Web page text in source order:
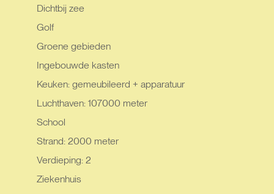
Dichtbij zee
Golf
Groene gebieden
Ingebouwde kasten
Keuken: gemeubileerd + apparatuur
Luchthaven: 107000 meter
School
Strand: 2000 meter
Verdieping: 2
Ziekenhuis